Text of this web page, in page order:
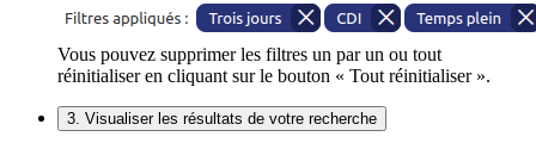
Vous pouvez supprimer les filtres un par un ou tout
réinitialiser en cliquant sur le bouton « Tout réinitialiser ».
3. Visualiser les résultats de votre recherche